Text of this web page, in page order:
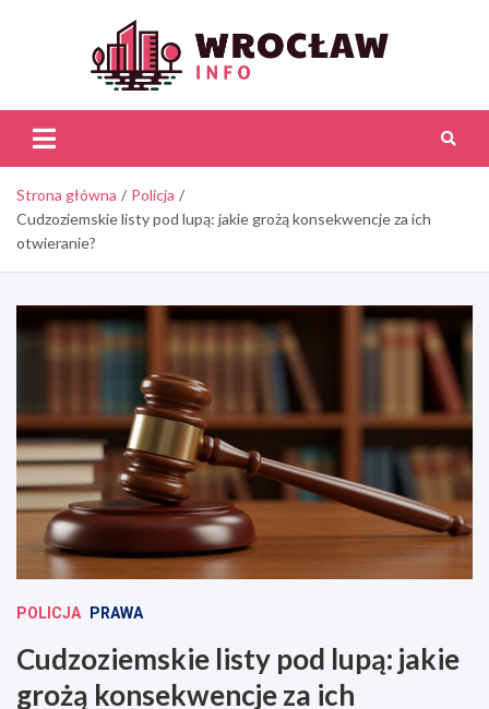
Strona główna
Policja
Cudzoziemskie listy pod lupą: jakie grożą konsekwencje za ich
otwieranie?
POLICJA PRAWA
Cudzoziemskie listy pod lupą: jakie
grożą konsekwencje za ich